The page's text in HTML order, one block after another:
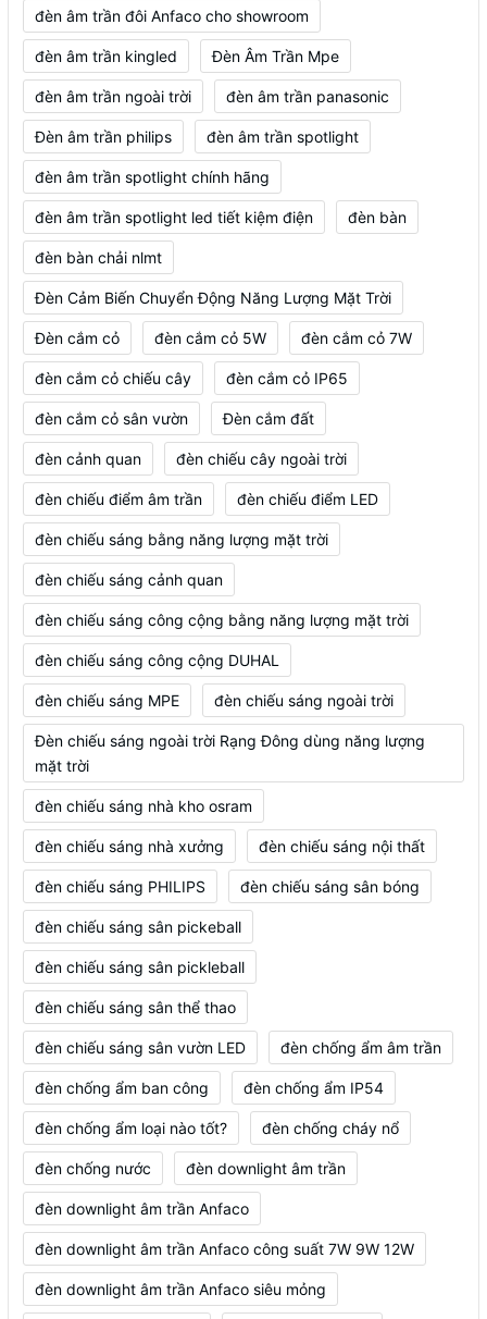
đèn âm trần đôi Anfaco cho showroom
đèn âm trần kingled Đèn Âm Trần Mpe
đèn âm trần ngoài trời đèn âm trần panasonic
Đèn âm trần philips đèn âm trần spotlight
đèn âm trần spotlight chính hãng
đèn âm trần spotlight led tiết kiệm điện đèn bàn
đèn bàn chải nlmt
Đèn Cảm Biến Chuyển Động Năng Lượng Mặt Trời
Đèn cắm cỏ đèn cắm cỏ 5W đèn cắm cỏ 7W
đèn cắm cỏ chiếu cây đèn cắm cỏ IP65
đèn cắm cỏ sân vườn Đèn cắm đất
đèn cảnh quan đèn chiếu cây ngoài trời
đèn chiếu điểm âm trần đèn chiếu điểm LED
đèn chiếu sáng bằng năng lượng mặt trời
đèn chiếu sáng cảnh quan
đèn chiếu sáng công cộng bằng năng lượng mặt trời
đèn chiếu sáng công cộng DUHAL
đèn chiếu sáng MPE đèn chiếu sáng ngoài trời
Đèn chiếu sáng ngoài trời Rạng Đông dùng năng lượng
mặt trời
đèn chiếu sáng nhà kho osram
đèn chiếu sáng nhà xưởng đèn chiếu sáng nội thất
đèn chiếu sáng PHILIPS đèn chiếu sáng sân bóng
đèn chiếu sáng sân pickeball
đèn chiếu sáng sân pickleball
đèn chiếu sáng sân thể thao
đèn chiếu sáng sân vườn LED đèn chống ẩm âm trần
đèn chống ẩm ban công đèn chống ẩm IP54
đèn chống ẩm loại nào tốt? đèn chống cháy nổ
đèn chống nước đèn downlight âm trần
đèn downlight âm trần Anfaco
đèn downlight âm trần Anfaco công suất 7W 9W 12W
đèn downlight âm trần Anfaco siêu mỏng